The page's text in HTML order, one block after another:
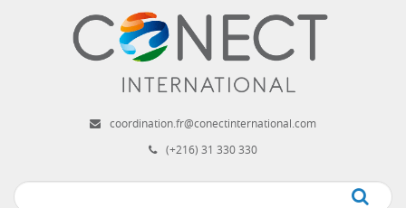
coordination.fr@conectinternational.com
(+216) 31 330 330
Apply